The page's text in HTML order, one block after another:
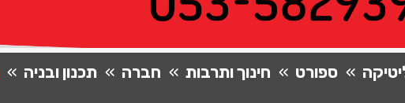
ספורט חינוך ותרבות חברה תכנון ובניה